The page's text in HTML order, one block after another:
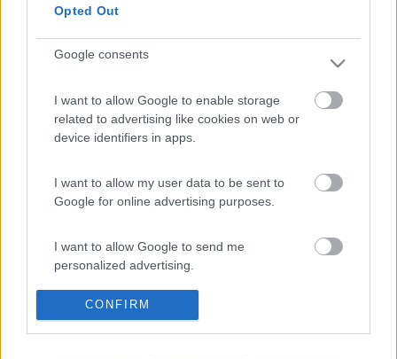
Opted Out
Google consents
I want to allow Google to enable storage
related to advertising like cookies on web or
device identifiers in apps.
I want to allow my user data to be sent to
Google for online advertising purposes.
I want to allow Google to send me
personalized advertising.
I want to allow Google to enable storage
CONFIRM
Cari amici liguri dove posso pernottare a genova o dintorni per
visitare l'acquario? Ho 2 bimbi piccoli e voglio stare tranquillo
oggi ho chiamato l'area molassana e mi ha detto che il
>ciao mi pare che nel porto antico si può anche pernottare,
logicamente fuori il cancello e off limit, prova ad inviare una mail
riviera, e poi il treno o il bus